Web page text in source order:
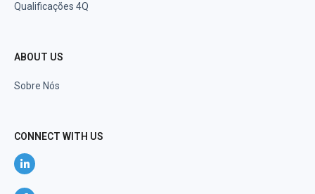
Qualificações 4Q
ABOUT US
Sobre Nós
CONNECT WITH US